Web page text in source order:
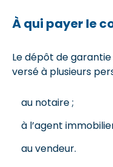
À qui payer le
Le dépôt de
versé à plusieurs
au notaire ;
à l’agent
au vendeur.